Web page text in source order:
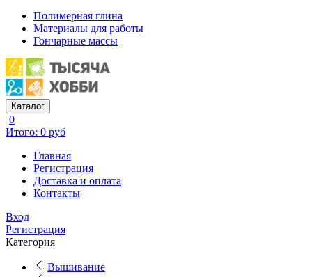
Полимерная глина
Материалы для работы
Гончарные массы
Каталог
0
Итого: 0 руб
Главная
Регистрация
Доставка и оплата
Контакты
Вход
Регистрация
Категория
Вышивание